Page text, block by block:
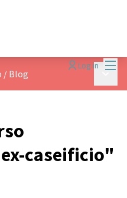
Log in
/ Blog Main
caseificio"